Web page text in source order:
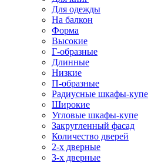
Для одежды
На балкон
Форма
Высокие
Г-образные
Длинные
Низкие
П-образные
Радиусные шкафы-купе
Широкие
Угловые шкафы-купе
Закругленный фасад
Количество дверей
2-х дверные
3-х дверные